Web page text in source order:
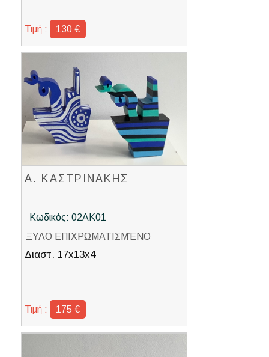
Τιμή : 130 €
Α. ΚΑΣΤΡΙΝΑΚΗΣ
Κωδικός: 02ΑΚ01
ΞΥΛΟ ΕΠΙΧΡΩΜΑΤΙΣΜΈΝΟ
Διαστ. 17x13x4
Τιμή : 175 €